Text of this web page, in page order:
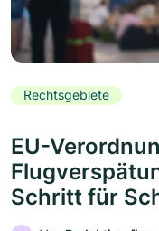
Rechtsgebiete
EU-
Schritt für